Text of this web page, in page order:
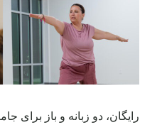
رایگان، دو زبانه و باز برای